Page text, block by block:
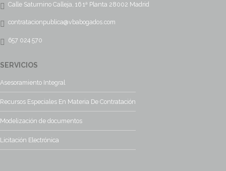
Calle Saturnino Calleja, 16 1ª Planta 28002 Madrid
contratacionpublica@vbabogados.com
657 024 570
SERVICIOS
Asesoramiento Integral
Recursos Especiales En Materia De Contratación
Modelización de documentos
Licitación Electrónica